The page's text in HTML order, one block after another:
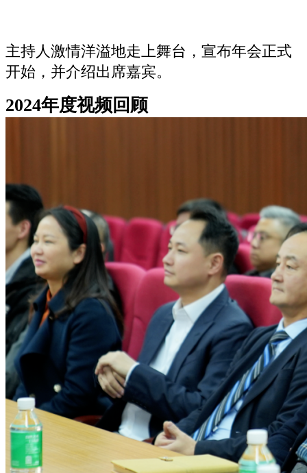
主持人激情洋溢地走上舞台，宣布年会正式
开始，并介绍出席嘉宾。
2024年度视频回顾